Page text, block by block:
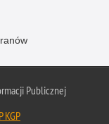
Publicznej
KGP